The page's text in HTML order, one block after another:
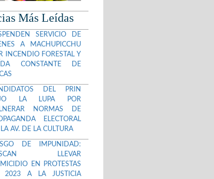
Más Leídas
SERVICIO DE
A MACHUPICCHU
INCENDIO FORESTAL Y
CONSTANTE DE
DEL PRIN
LA LUPA POR
NORMAS DE
ELECTORAL
AV. DE LA CULTURA
DE IMPUNIDAD:
LLEVAR
EN PROTESTAS
2023 A LA JUSTICIA